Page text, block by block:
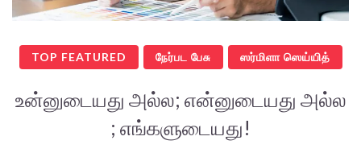
TOP FEATURED நேர்பட பேசு ஸர்மிளா ஸெய்யித்
உன்னுடையது அல்ல; என்னுடையது அல்ல
; எங்களுடையது!